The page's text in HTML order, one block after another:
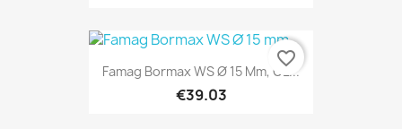
Famag Bormax WS Ø 15 Mm, GL...
€39.03
favorite_border